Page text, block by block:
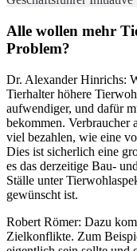
Alle wollen mehr
Problem?
Dr. Alexander Hinrichs:
Tierhalter höhere
aufwendiger, und dafür
bekommen. Verbraucher
viel bezahlen, wie eine
Dies ist sicherlich eine
es das derzeitige Bau-
Ställe unter
gewünscht ist.
Robert Römer: Dazu
Zielkonflikte. Zum